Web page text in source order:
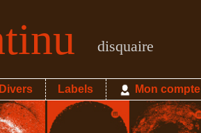
disquaire
Divers Labels Mon compte